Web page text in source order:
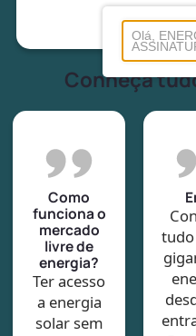
Conheça
Como
funciona o
mercado
livre de
energia?
Ter acesso
a energia
solar sem
tudo